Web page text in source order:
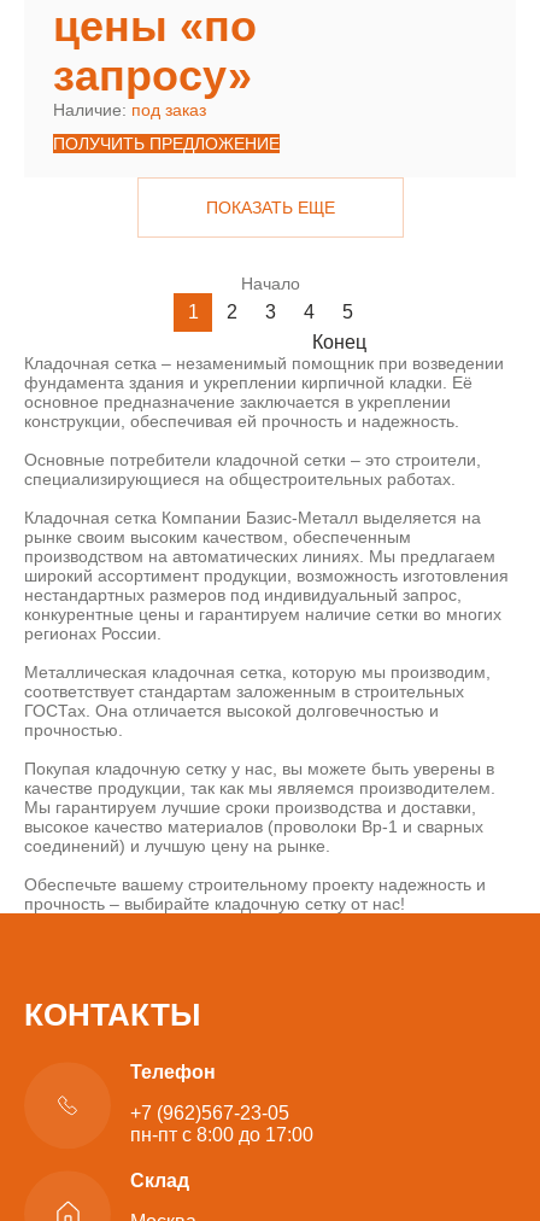
цены «по
запросу»
Наличие: под заказ
ПОЛУЧИТЬ ПРЕДЛОЖЕНИЕ
ПОКАЗАТЬ ЕЩЕ
Начало
1 2 3 4
5
Конец
Кладочная сетка – незаменимый помощник при возведении
фундамента здания и укреплении кирпичной кладки. Её
основное предназначение заключается в укреплении
конструкции, обеспечивая ей прочность и надежность.
Основные потребители кладочной сетки – это строители,
специализирующиеся на общестроительных работах.
Кладочная сетка Компании Базис-Металл выделяется на
рынке своим высоким качеством, обеспеченным
производством на автоматических линиях. Мы предлагаем
широкий ассортимент продукции, возможность изготовления
нестандартных размеров под индивидуальный запрос,
конкурентные цены и гарантируем наличие сетки во многих
регионах России.
Металлическая кладочная сетка, которую мы производим,
соответствует стандартам заложенным в строительных
ГОСТах. Она отличается высокой долговечностью и
прочностью.
Покупая кладочную сетку у нас, вы можете быть уверены в
качестве продукции, так как мы являемся производителем.
Мы гарантируем лучшие сроки производства и доставки,
высокое качество материалов (проволоки Вр-1 и сварных
соединений) и лучшую цену на рынке.
Обеспечьте вашему строительному проекту надежность и
прочность – выбирайте кладочную сетку от нас!
КОНТАКТЫ
Телефон
+7 (962)567-23-05
пн-пт с 8:00 до 17:00
Склад